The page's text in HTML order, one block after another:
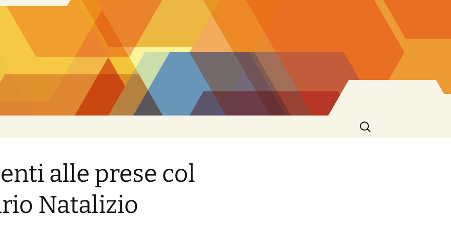
Ricerca
per:
alle prese col
Natalizio